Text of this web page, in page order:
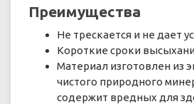
Преимущества
Не трескается и не дает
Короткие сроки
Материал изготовлен из
чистого природного
содержит вредных для